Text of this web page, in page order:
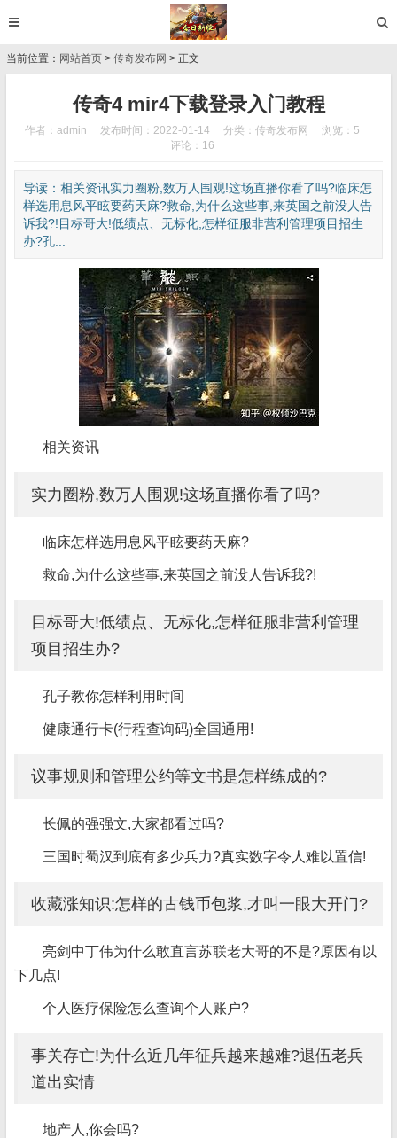
当前位置： 网站首页 > 传奇发布网 > 正文
传奇4 mir4下载登录入门教程
作者：admin 发布时间：2022-01-14 分类： 传奇发布网
浏览：5
评论：16
导读：相关资讯实力圈粉,数万人围观!这场直播你看了吗?临床怎
样选用息风平眩要药天麻?救命,为什么这些事,来英国之前没人告
诉我?!目标哥大!低绩点、无标化,怎样征服非营利管理项目招生
办?孔...
相关资讯
实力圈粉,数万人围观!这场直播你看了吗?
临床怎样选用息风平眩要药天麻?
救命,为什么这些事,来英国之前没人告诉我?!
目标哥大!低绩点、无标化,怎样征服非营利管理
项目招生办?
孔子教你怎样利用时间
健康通行卡(行程查询码)全国通用!
议事规则和管理公约等文书是怎样练成的?
长佩的强强文,大家都看过吗?
三国时蜀汉到底有多少兵力?真实数字令人难以置信!
收藏涨知识:怎样的古钱币包浆,才叫一眼大开门?
亮剑中丁伟为什么敢直言苏联老大哥的不是?原因有以
下几点!
个人医疗保险怎么查询个人账户?
事关存亡!为什么近几年征兵越来越难?退伍老兵
道出实情
地产人,你会吗?